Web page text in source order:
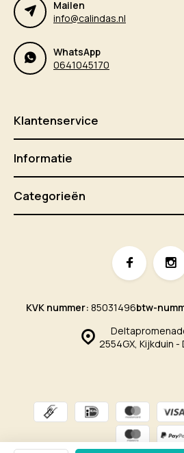
Mailen
info@calindas.nl
WhatsApp
0641045170
Klantenservice
Informatie
Categorieën
2554GX, Kijkduin -
KVK nummer: 85031496btw-